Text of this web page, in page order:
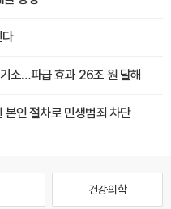
다
소…파급 효과 26조 원 달해
본인 절차로 민생범죄 차단
건강·의학